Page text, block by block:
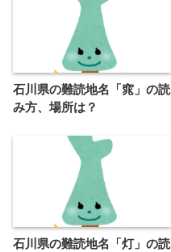
石川県の難読地名「窕」の読
み方、場所は？
石川県の難読地名「灯」の読